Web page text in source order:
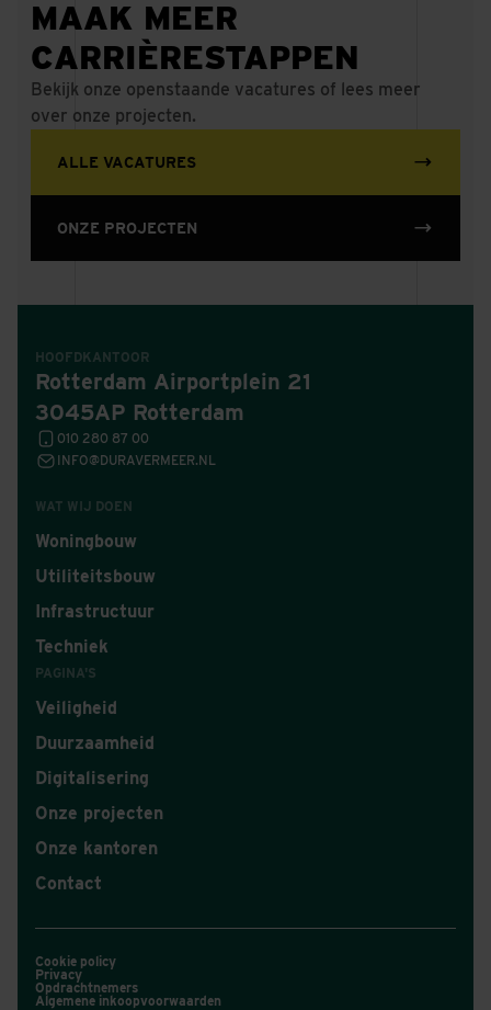
MAAK MEER
CARRIÈRESTAPPEN
Bekijk onze openstaande vacatures of lees meer
over onze projecten.
ALLE VACATURES
ONZE PROJECTEN
WAT WIJ DOEN
Woningbouw
Utiliteitsbouw
Infrastructuur
Techniek
PAGINA'S
Veiligheid
Duurzaamheid
Digitalisering
Onze projecten
Onze kantoren
Contact
HOOFDKANTOOR
Rotterdam Airportplein 21
3045AP Rotterdam
010 280 87 00
INFO@DURAVERMEER.NL
Cookie policy
Privacy
Opdrachtnemers
Algemene inkoopvoorwaarden